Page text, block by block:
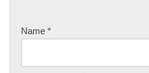
Name *